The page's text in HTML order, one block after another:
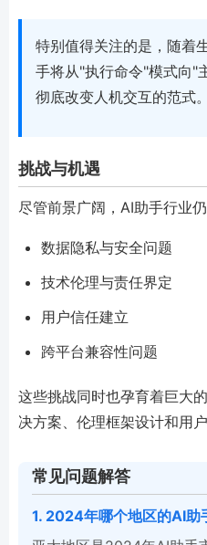
特别值得关注的是，随着
手将从"执行命令"模式向"
彻底改变人机交互的范式。
挑战与机遇
尽管前景广阔，AI助手行业
数据隐私与安全问题
技术伦理与责任界定
用户信任建立
跨平台兼容性问题
这些挑战同时也孕育着巨大
决方案、伦理框架设计和用
常见问题解答
1. 2024年哪个地区的AI助